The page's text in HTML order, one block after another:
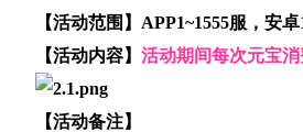
【活动范围】APP1~1555服，安
【活动内容】 活动期间每次元宝
【活动备注】